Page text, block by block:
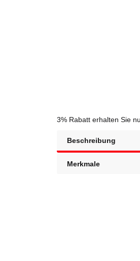
3% Rabatt erhalten Sie
Beschreibung
Merkmale